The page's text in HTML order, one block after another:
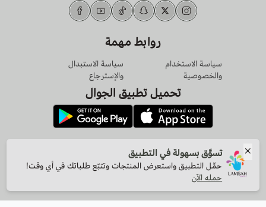
روابط مهمة
سياسة الاستخدام
والخصوصية
سياسة الاستبدال
والإسترجاع
تحميل تطبيق الجوال
الرقم الضريبي
311035551400003
تسوَّق بسهولة في التطبيق
حمِّل التطبيق واستعرض المنتجات وتتبّع طلباتك في أي وقت!
حمله الآن